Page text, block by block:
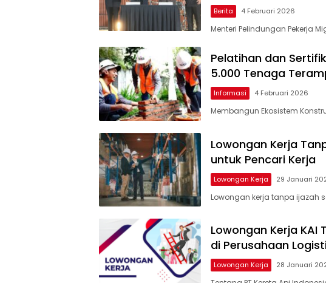
Berita 4 Februari 2026
Menteri Pelindungan Pekerja
Pelatihan dan
5.000 Tenaga
Informasi 4 Februari 2026
Membangun Ekosistem
Lowongan Kerja
untuk Pencari Kerja
Lowongan Kerja 29 Januari
Lowongan kerja tanpa ijazah
Lowongan Kerja KAI
di Perusahaan
Lowongan Kerja 28 Januari